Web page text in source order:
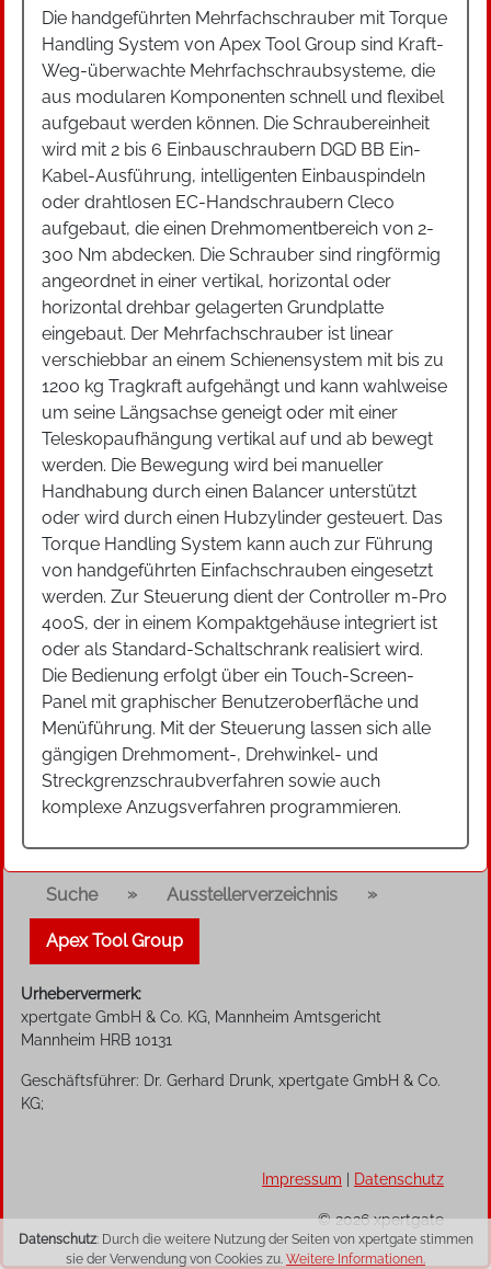
Die handgeführten Mehrfachschrauber mit Torque
Handling System von Apex Tool Group sind Kraft-
Weg-überwachte Mehrfachschraubsysteme, die
aus modularen Komponenten schnell und flexibel
aufgebaut werden können. Die Schraubereinheit
wird mit 2 bis 6 Einbauschraubern DGD BB Ein-
Kabel-Ausführung, intelligenten Einbauspindeln
oder drahtlosen EC-Handschraubern Cleco
aufgebaut, die einen Drehmomentbereich von 2-
300 Nm abdecken. Die Schrauber sind ringförmig
angeordnet in einer vertikal, horizontal oder
horizontal drehbar gelagerten Grundplatte
eingebaut. Der Mehrfachschrauber ist linear
verschiebbar an einem Schienensystem mit bis zu
1200 kg Tragkraft aufgehängt und kann wahlweise
um seine Längsachse geneigt oder mit einer
Teleskopaufhängung vertikal auf und ab bewegt
werden. Die Bewegung wird bei manueller
Handhabung durch einen Balancer unterstützt
oder wird durch einen Hubzylinder gesteuert. Das
Torque Handling System kann auch zur Führung
von handgeführten Einfachschrauben eingesetzt
werden. Zur Steuerung dient der Controller m-Pro
400S, der in einem Kompaktgehäuse integriert ist
oder als Standard-Schaltschrank realisiert wird.
Die Bedienung erfolgt über ein Touch-Screen-
Panel mit graphischer Benutzeroberfläche und
Menüführung. Mit der Steuerung lassen sich alle
gängigen Drehmoment-, Drehwinkel- und
Streckgrenzschraubverfahren sowie auch
komplexe Anzugsverfahren programmieren.
Suche » Ausstellerverzeichnis »
Apex Tool Group
Urhebervermerk:
xpertgate GmbH & Co. KG, Mannheim Amtsgericht
Mannheim HRB 10131
Geschäftsführer: Dr. Gerhard Drunk, xpertgate GmbH & Co.
KG;
Impressum | Datenschutz
© 2026 xpertgate
Datenschutz: Durch die weitere Nutzung der Seiten von xpertgate stimmen
sie der Verwendung von Cookies zu. Weitere Informationen.